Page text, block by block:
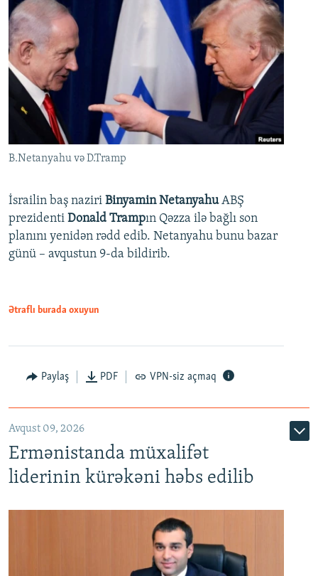
B.Netanyahu və D.Tramp
İsrailin baş naziri Binyamin NetanyahuABŞ
prezidenti Donald Trampın Qəzza ilə bağlı son
planını yenidən rədd edib. Netanyahu bunu bazar
günü – avqustun 9-da bildirib.
Ətraflı burada oxuyun
Paylaş PDF VPN-siz açmaq
Avqust 09, 2026
Ermənistanda müxalifət
liderinin kürəkəni həbs edilib